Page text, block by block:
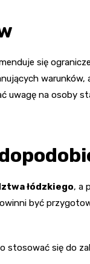
się
warunków,
uwagę na osoby
łódzkiego, a
być
się do